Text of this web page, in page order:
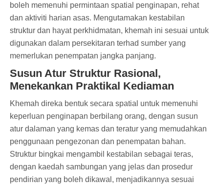
boleh memenuhi permintaan spatial penginapan, rehat
dan aktiviti harian asas. Mengutamakan kestabilan
struktur dan hayat perkhidmatan, khemah ini sesuai untuk
digunakan dalam persekitaran terhad sumber yang
memerlukan penempatan jangka panjang.
Susun Atur Struktur Rasional,
Menekankan Praktikal Kediaman
Khemah direka bentuk secara spatial untuk memenuhi
keperluan penginapan berbilang orang, dengan susun
atur dalaman yang kemas dan teratur yang memudahkan
penggunaan pengezonan dan penempatan bahan.
Struktur bingkai mengambil kestabilan sebagai teras,
dengan kaedah sambungan yang jelas dan prosedur
pendirian yang boleh dikawal, menjadikannya sesuai